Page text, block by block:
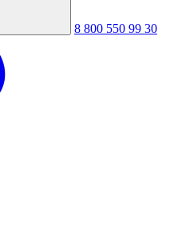
8 800 550 99 30